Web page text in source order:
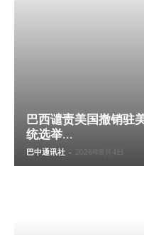
巴西谴责美国撤销驻
统选举...
巴中通讯社 - 2026年8月4日